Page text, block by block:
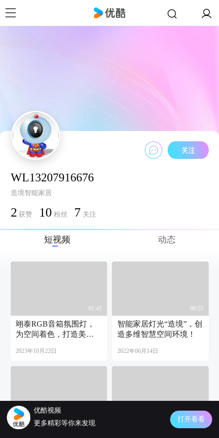
WL13207916676
造境智能家居
2 获赞 10 粉丝 7 关注
短视频 动态
01:45
翊泰RGB音箱氛围灯，
为空间着色，打造美妙
2023年10月22日
00:55
智能家居灯光“造境”，创
造多维智慧空间环境！
2022年06月14日
什么是空间造境，贵州
03:23
高端别墅电机轨道一体
优酷视频
更多精彩等你来发现
打开看看